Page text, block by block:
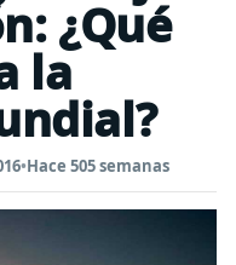
¿Qué
la
•Hace 505 semanas